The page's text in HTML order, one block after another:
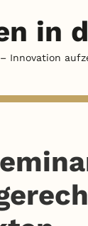
in
Innovation